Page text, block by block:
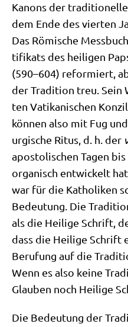
Kanons der
dem Ende des vier­ten
Das Römi­sche
ti­fi­kats des hei­li­gen
(590–604) refor­miert,
der Tra­di­ti­on treu. Sein
ten Vati­ka­ni­schen
kön­nen also mit Fug
ur­gi­sche Ritus, d. h. der
apo­sto­li­schen Tagen
orga­nisch ent­wickelt
war für die Katho­li­ken
Bedeu­tung. Die
als die Hei­li­ge Schrift,
dass die Hei­li­ge Schrift
Beru­fung auf die
Wenn es also kei­ne
Glau­ben noch Hei­li­ge
Die Bedeu­tung der